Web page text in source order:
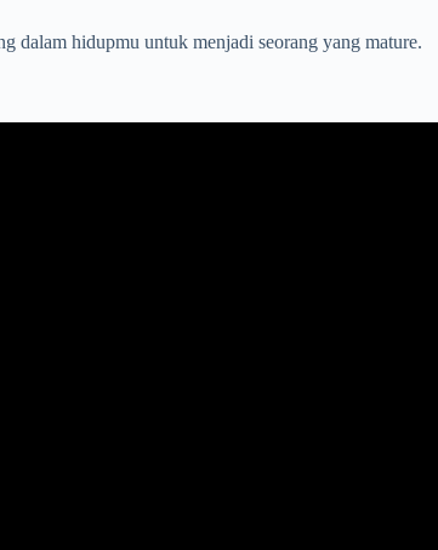
dalam hidupmu untuk menjadi seorang yang mature.